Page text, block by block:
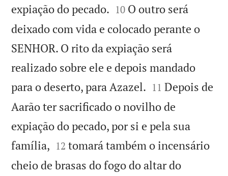
expiação do pecado. 

10 O outro será
deixado com vida e colocado perante o
SENHOR. O rito da expiação será
realizado sobre ele e depois mandado
para o deserto, para Azazel. 

11 Depois de
Aarão ter sacrificado o novilho de
expiação do pecado, por si e pela sua
família, 

12 tomará também o incensário
cheio de brasas do fogo do altar do